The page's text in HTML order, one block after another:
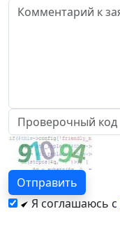
Я соглашаюсь с